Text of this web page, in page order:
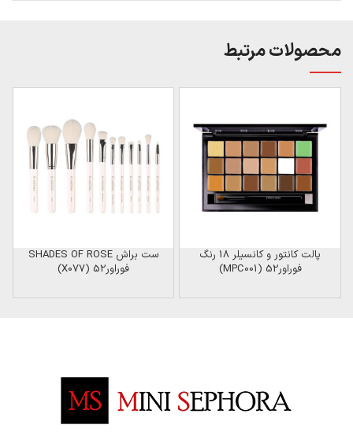
محصولات مرتبط
پالت کانتور و کانسیلر 18 رنگ
فوراور52 (MPC001)
ست براش SHADES OF ROSE
فوراور52 (X077)